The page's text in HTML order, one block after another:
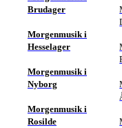
Brudager
Morgenmusik i
Hesselager
Morgenmusik i
Nyborg
Morgenmusik i
Rosilde